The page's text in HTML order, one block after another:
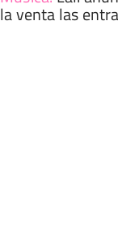
la venta las